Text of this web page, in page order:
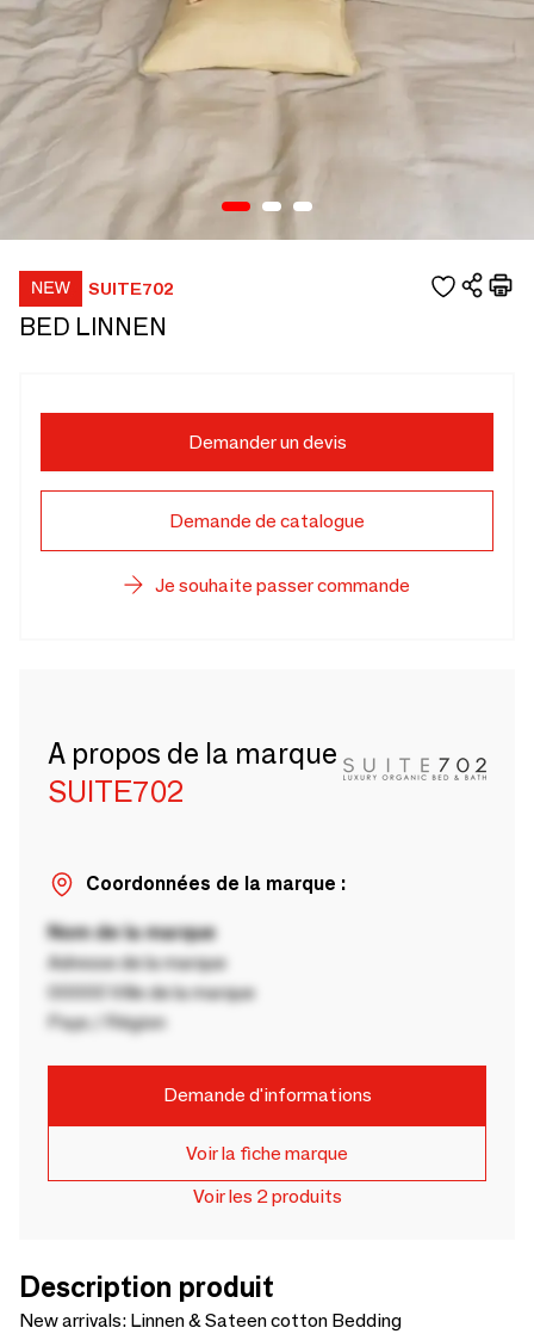
SUITE702
BED LINNEN
Demander un devis
Demande de catalogue
Je souhaite passer commande
A propos de la marque
SUITE702
Coordonnées de la marque :
Nom de la marque
Adresse de la marque
00000 Ville de la marque
Pays / Région
Demande d'informations
Voir la fiche marque
Voir les 2 produits
Description produit
New arrivals: Linnen & Sateen cotton Bedding